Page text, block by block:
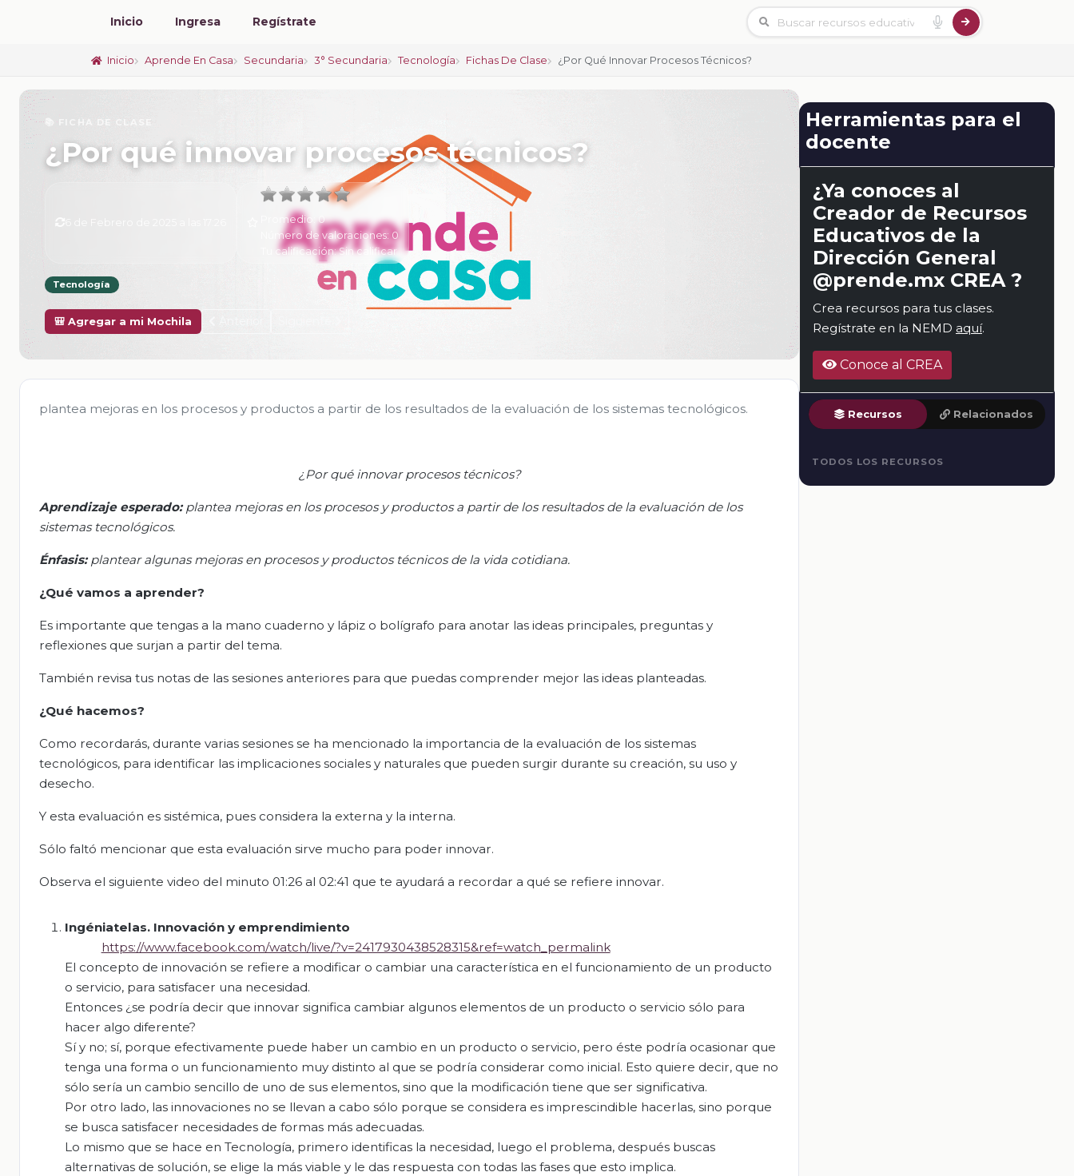
Inicio Ingresa Regístrate
Inicio Aprende En Casa Secundaria 3° Secundaria Tecnología Fichas De Clase ¿Por Qué Innovar Procesos Técnicos?
📚 FICHA DE CLASE
¿Por qué innovar procesos técnicos?
Promedio:0
Número de valoraciones: 0
Tu calificación:Sin calificar
Tecnología
🎒 Agregar a mi Mochila
plantea mejoras en los procesos y productos a partir de los resultados de la evaluación de los sistemas tecnológicos.
¿Por qué innovar procesos técnicos?
Aprendizaje esperado:plantea mejoras en los procesos y productos a partir de los resultados de la evaluación de los
sistemas tecnológicos.
Énfasis:plantear algunas mejoras en procesos y productos técnicos de la vida cotidiana.
¿Qué vamos a aprender?
Es importante que tengas a la mano cuaderno y lápiz o bolígrafo para anotar las ideas principales, preguntas y
reflexiones que surjan a partir del tema.
También revisa tus notas de las sesiones anteriores para que puedas comprender mejor las ideas planteadas.
¿Qué hacemos?
Como recordarás, durante varias sesiones se ha mencionado la importancia de la evaluación de los sistemas
tecnológicos, para identificar las implicaciones sociales y naturales que pueden surgir durante su creación, su uso y
desecho.
Y esta evaluación es sistémica, pues considera la externa y la interna.
Sólo faltó mencionar que esta evaluación sirve mucho para poder innovar.
Observa el siguiente video del minuto 01:26 al 02:41 que te ayudará a recordar a qué se refiere innovar.
Ingéniatelas. Innovación y emprendimiento
https://www.facebook.com/watch/live/?v=2417930438528315&ref=watch_permalink
El concepto de innovación se refiere a modificar o cambiar una característica en el funcionamiento de un producto
o servicio, para satisfacer una necesidad.
Entonces ¿se podría decir que innovar significa cambiar algunos elementos de un producto o servicio sólo para
hacer algo diferente?
Sí y no; sí, porque efectivamente puede haber un cambio en un producto o servicio, pero éste podría ocasionar que
tenga una forma o un funcionamiento muy distinto al que se podría considerar como inicial. Esto quiere decir, que no
sólo sería un cambio sencillo de uno de sus elementos, sino que la modificación tiene que ser significativa.
Por otro lado, las innovaciones no se llevan a cabo sólo porque se considera es imprescindible hacerlas, sino porque
se busca satisfacer necesidades de formas más adecuadas.
Lo mismo que se hace en Tecnología, primero identificas la necesidad, luego el problema, después buscas
alternativas de solución, se elige la más viable y le das respuesta con todas las fases que esto implica.
Herramientas para el
docente
¿Ya conoces al
Creador de Recursos
Educativos de la
Dirección General
@prende.mx CREA ?
Crea recursos para tus clases.
Regístrate en la NEMD aquí.
Conoce al CREA
Recursos Relacionados
TODOS LOS RECURSOS